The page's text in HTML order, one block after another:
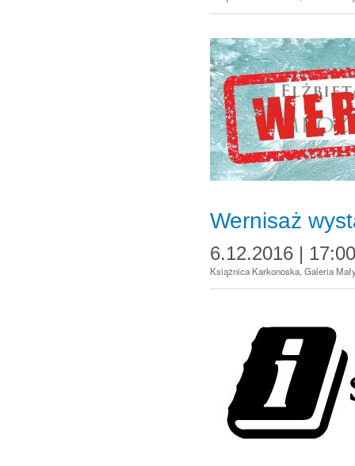
Wernisaż
6.12.2016 | 17:00
Książnica Karkonoska, Galeria